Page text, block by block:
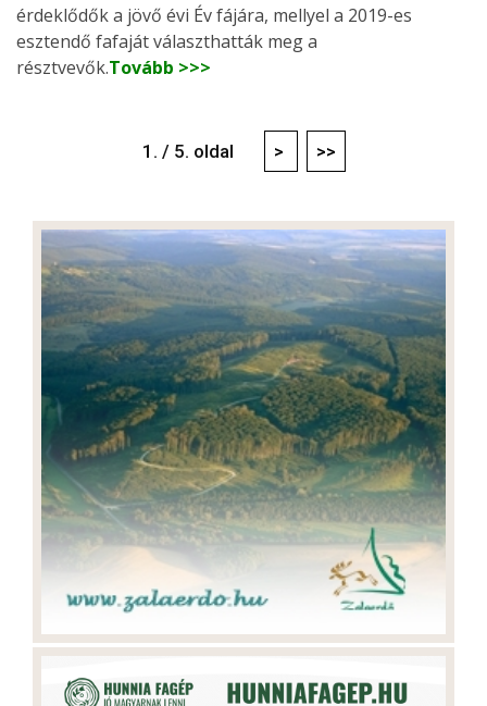
érdeklődők a jövő évi Év fájára, mellyel a 2019-es
esztendő fafaját választhatták meg a
résztvevők.Tovább >>>
1. / 5. oldal > >>